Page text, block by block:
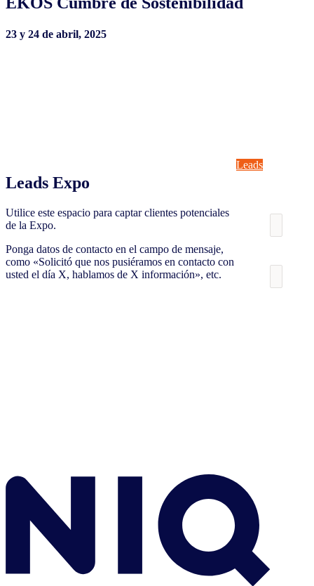
23 y 24 de abril, 2025
Leads Expo
Utilice este espacio para captar clientes potenciales
de la Expo.
Ponga datos de contacto en el campo de mensaje,
como «Solicitó que nos pusiéramos en contacto con
usted el día X, hablamos de X información», etc.
Leads